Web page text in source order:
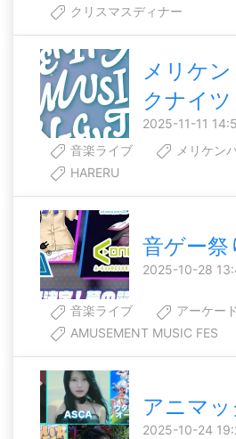
クリスマスディナー
メリケ
クナイツ
2025-11-11
音楽ライブ
メリケン
HARERU
音ゲー祭
2025-10-28
音楽ライブ
アーケー
AMUSEMENT MUSIC FES
アニマ
2025-10-24